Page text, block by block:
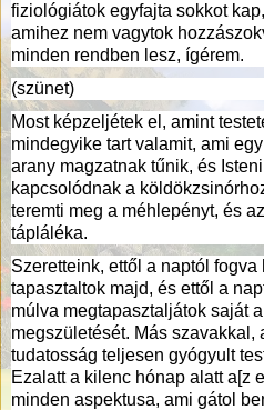
fiziológiátok egyfajta sokkot
amihez nem vagytok
minden rendben lesz, ígérem.
(szünet)
Most képzeljétek el, amint
mindegyike tart valamit, ami
arany magzatnak tűnik, és
kapcsolódnak a
teremti meg a méhlepényt, és
tápláléka.
Szeretteink, ettől a naptól
tapasztaltok majd, és ettől a
múlva megtapasztaljátok saját
megszületését. Más szavakkal,
tudatosság teljesen gyógyult
Ezalatt a kilenc hónap alatt a[z
minden aspektusa, ami gátol